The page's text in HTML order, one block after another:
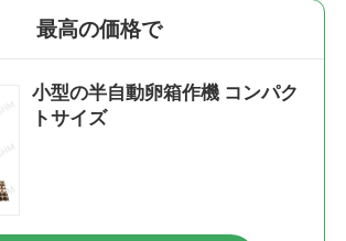
最高の価格で
小型の半自動卵箱作機 コンパク
トサイズ